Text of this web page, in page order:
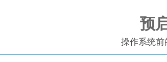
预
操作系统前